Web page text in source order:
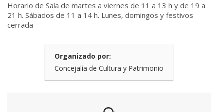
Horario de Sala de martes a viernes de 11 a 13 h y de 19 a
21 h. Sábados de 11 a 14 h. Lunes, domingos y festivos
cerrada
Organizado por:
Concejalía de Cultura y Patrimonio